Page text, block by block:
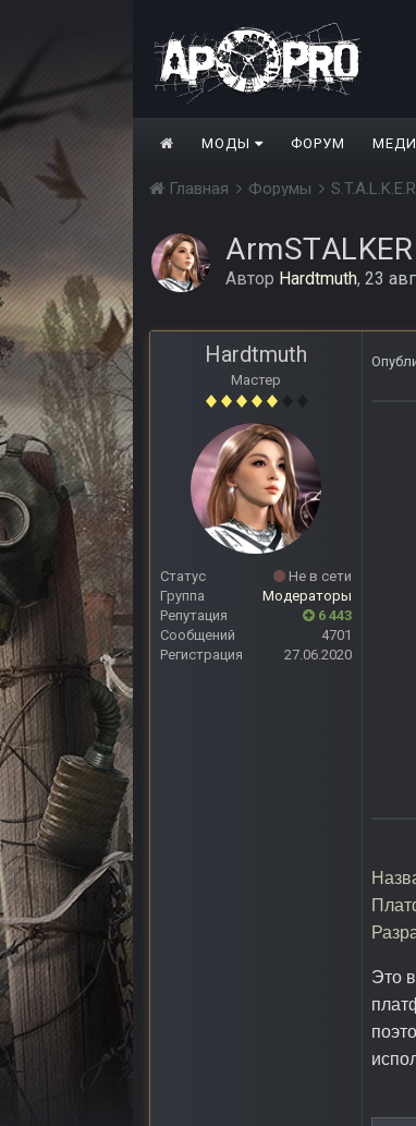
МОДЫ ФОРУМ
Главная Форумы
Автор Hardtmuth, 23
Hardtmuth
Мастер
Статус
Не в сети
Группа
Модераторы
Репутация
6 443
Сообщений
4701
Регистрация
27.06.2020
Это